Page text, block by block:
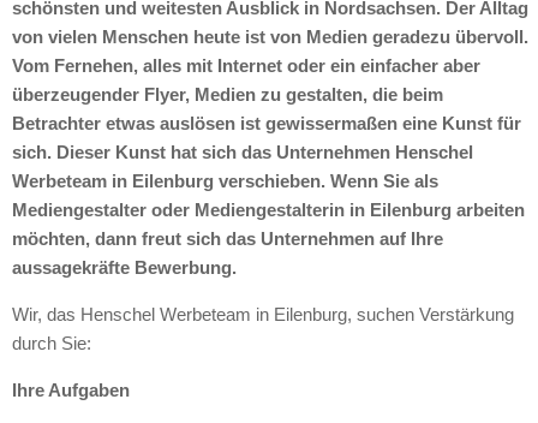
schönsten und weitesten Ausblick in Nordsachsen. Der Alltag
von vielen Menschen heute ist von Medien geradezu übervoll.
Vom Fernehen, alles mit Internet oder ein einfacher aber
überzeugender Flyer, Medien zu gestalten, die beim
Betrachter etwas auslösen ist gewissermaßen eine Kunst für
sich. Dieser Kunst hat sich das Unternehmen Henschel
Werbeteam in Eilenburg verschieben. Wenn Sie als
Mediengestalter oder Mediengestalterin in Eilenburg arbeiten
möchten, dann freut sich das Unternehmen auf Ihre
aussagekräfte Bewerbung.
Wir, das Henschel Werbeteam in Eilenburg, suchen Verstärkung
durch Sie:
Ihre Aufgaben